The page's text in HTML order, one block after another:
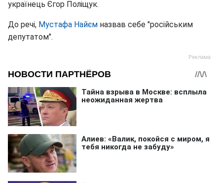
українець Єгор Поліщук.
До речі, Мустафа Найєм назвав себе "російським
депутатом".